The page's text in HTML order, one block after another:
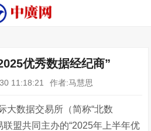
优秀数据经纪商”
11:18:21 作者:马慧思
大数据交易所（简称“北数
联盟共同主办的“2025年上半年优